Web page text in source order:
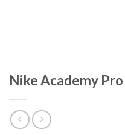
Nike Academy